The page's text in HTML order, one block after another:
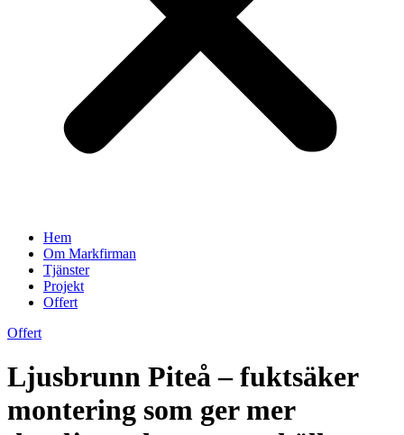
Hem
Om Markfirman
Tjänster
Projekt
Offert
Offert
Ljusbrunn Piteå – fuktsäker
montering som ger mer